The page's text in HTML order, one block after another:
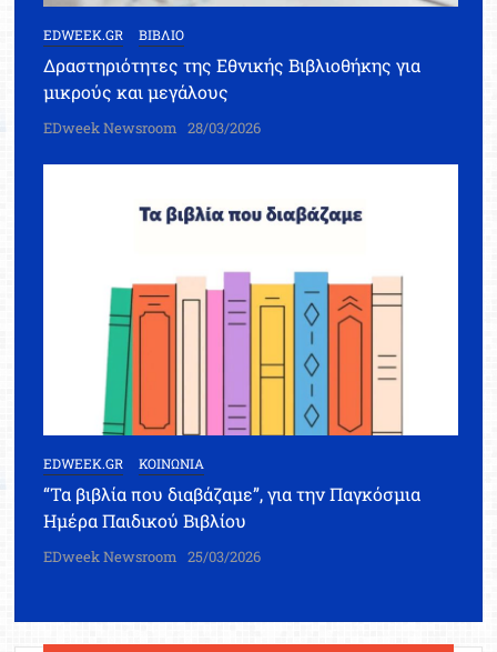
EDWEEK.GR ΒΙΒΛΙΟ
Δραστηριότητες της Εθνικής Βιβλιοθήκης για
μικρούς και μεγάλους
EDweek Newsroom 28/03/2026
EDWEEK.GR ΚΟΙΝΩΝΙΑ
“Τα βιβλία που διαβάζαμε”, για την Παγκόσμια
Ημέρα Παιδικού Βιβλίου
EDweek Newsroom 25/03/2026